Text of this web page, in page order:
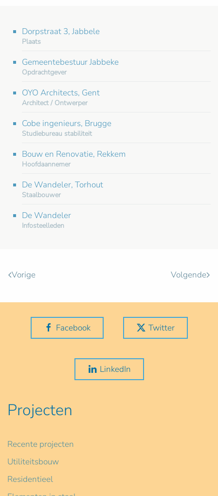
Dorpstraat 3, Jabbele
Plaats
Gemeentebestuur Jabbeke
Opdrachtgever
OYO Architects, Gent
Architect / Ontwerper
Cobe ingenieurs, Brugge
Studiebureau stabiliteit
Bouw en Renovatie, Rekkem
Hoofdaannemer
De Wandeler, Torhout
Staalbouwer
De Wandeler
Infosteelleden
Vorige Volgende
Facebook Twitter
LinkedIn
Projecten
Recente projecten
Utiliteitsbouw
Residentieel